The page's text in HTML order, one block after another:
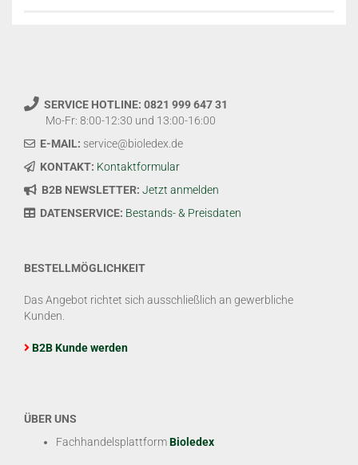
SERVICE HOTLINE: 0821 999 647 31
Mo-Fr: 8:00-12:30 und 13:00-16:00
E-MAIL: service@bioledex.de
KONTAKT: Kontaktformular
B2B NEWSLETTER: Jetzt anmelden
DATENSERVICE: Bestands- & Preisdaten
BESTELLMÖGLICHKEIT
Das Angebot richtet sich ausschließlich an gewerbliche
Kunden.
B2B Kunde werden
ÜBER UNS
FachhandelsplattformBioledex